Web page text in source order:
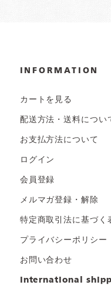
INFORMATION
カートを見る
配送方法・送料につい
お支払方法について
ログイン
会員登録
メルマガ登録・解除
特定商取引法に基づく
プライバシーポリシー
お問い合わせ
international